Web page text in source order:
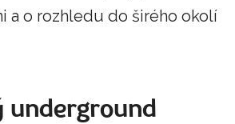
a o rozhledu do širého okolí
underground